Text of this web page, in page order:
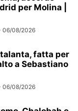
per Molina |
06/08/2026
fatta per
a Sebastiano
06/08/2026